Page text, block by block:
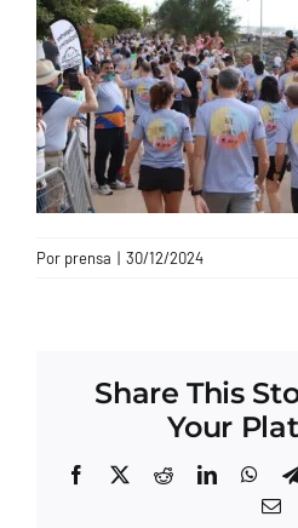
CONTACTO
Por prensa | 30/12/2024
Share This
Your
Facebook
X RedditLinkedIn